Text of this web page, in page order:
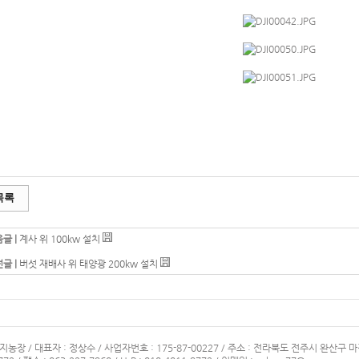
록
| 계사 위 100kw 설치
| 버섯 재배사 위 태양광 200kw 설치
농장 / 대표자 : 정상수 / 사업자번호 : 175-87-00227 / 주소 : 전라북도 전주시 완산구